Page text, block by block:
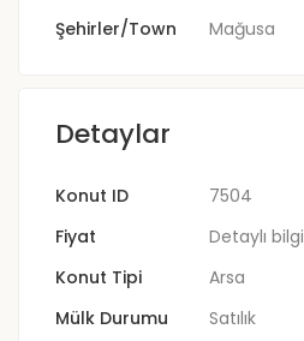
Şehirler/Town
Mağusa
Detaylar
Konut ID
7504
Fiyat
Detaylı
Konut Tipi
Arsa
Mülk Durumu
Satılık